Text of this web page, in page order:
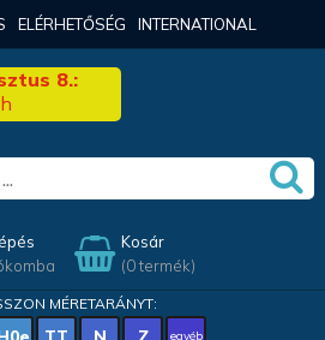
ELÉRHETŐSÉG INTERNATIONAL
8.:
Kosár
(0 termék)
MÉRETARÁNYT:
egyéb